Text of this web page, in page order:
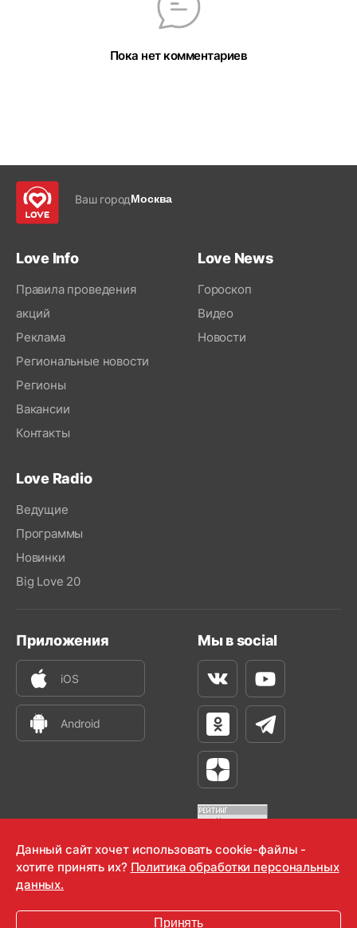
Пока нет комментариев
Ваш городМосква
Love Info
Правила проведения
акций
Реклама
Региональные новости
Регионы
Вакансии
Контакты
Love News
Гороскоп
Видео
Новости
Love Radio
Ведущие
Программы
Новинки
Big Love 20
Приложения
iOS
Android
Мы в social
ВконтактеYoutube
Одноклассники
Телеграм
Яндекс Дзен
OOO "Радио-Любовь" 2000-2026
Данный сайт хочет использовать cookie-файлы -
хотите принять их? Политика обработки персональных
данных.
Принять